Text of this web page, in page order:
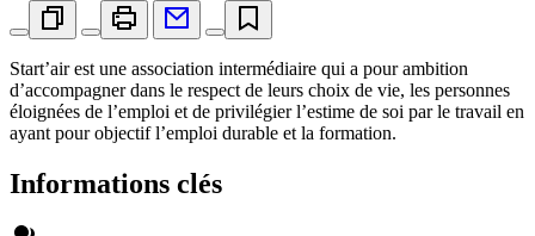
Start’air est une association intermédiaire qui a pour ambition
d’accompagner dans le respect de leurs choix de vie, les personnes
éloignées de l’emploi et de privilégier l’estime de soi par le travail en
ayant pour objectif l’emploi durable et la formation.
Informations clés